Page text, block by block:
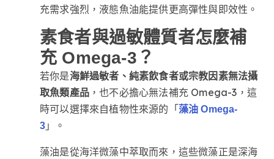
充需求強烈，液態魚油能提供更高彈性與即效性。
素食者與過敏體質者怎麼補
充 Omega-3？
若你是海鮮過敏者、純素飲食者或宗教因素無法攝
取魚類產品 ，也不必擔心無法補充 Omega-3，這
時可以選擇來自植物性來源的「 藻油 Omega-
3 」。
藻油是從海洋微藻中萃取而來，這些微藻正是深海